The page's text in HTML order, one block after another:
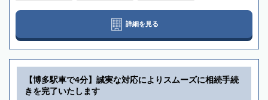
詳細を見る
【博多駅車で4分】誠実な対応によりスムーズに相続手続
きを完了いたします